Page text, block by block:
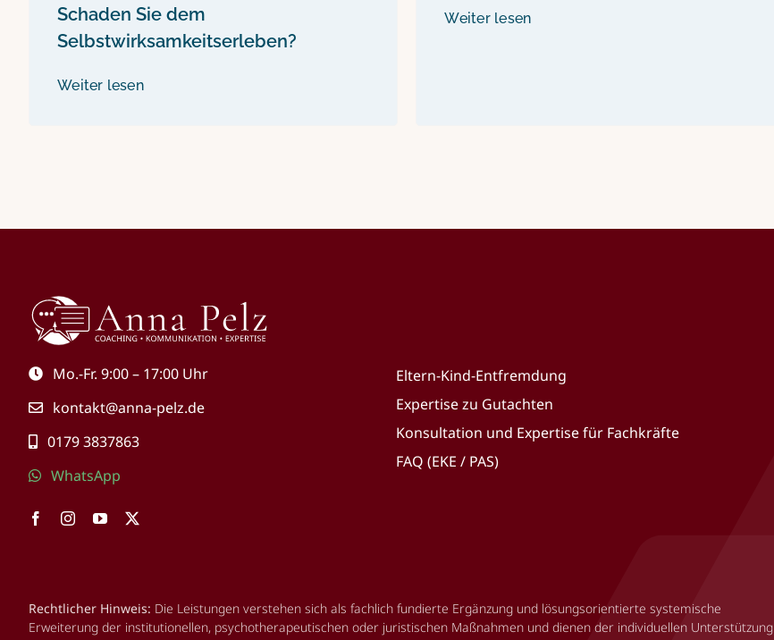
Schaden Sie dem
Selbstwirksamkeitserleben?
Weiter lesen
Weiter lesen
Mo.-Fr. 9:00 – 17:00 Uhr
kontakt@anna-pelz.de
0179 3837863
WhatsApp
Eltern-Kind-Entfremdung
Expertise zu Gutachten
Konsultation und Expertise für Fachkräfte
FAQ (EKE / PAS)
Rechtlicher Hinweis: Die Leistungen verstehen sich als fachlich fundierte Ergänzung und lösungsorientierte systemische
Erweiterung der institutionellen, psychotherapeutischen oder juristischen Maßnahmen und dienen der individuellen Unterstützung